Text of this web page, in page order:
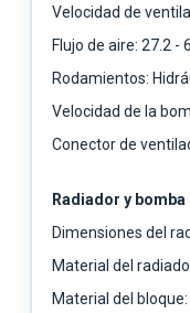
Velocidad de
Flujo de aire: 27.2 -
Rodamientos:
Velocidad de la
Conector de
Radiador y bomba
Dimensiones del
Material del
Material del